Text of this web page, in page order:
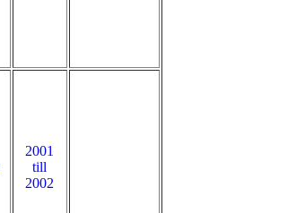
2001
till
2002